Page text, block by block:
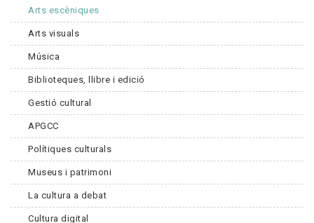
Arts escèniques
Arts visuals
Música
Biblioteques, llibre i edició
Gestió cultural
APGCC
Polítiques culturals
Museus i patrimoni
La cultura a debat
Cultura digital